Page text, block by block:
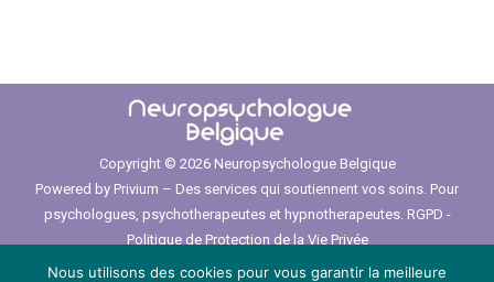
Copyright © 2026 Neuropsychologue Belgique
Powered by Privium – Des services qui soutiennent vos soins. Pour
psychologues, psychotherapeutes et hypnotherapeutes. RGPD -
Politique de Protection de la Vie Privée
Menu
Nous utilisons des cookies pour vous garantir la meilleure